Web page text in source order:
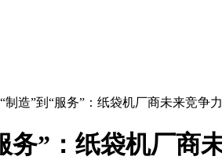
制造”到“服务”：纸袋机厂商未来竞争
务”：纸袋机厂商